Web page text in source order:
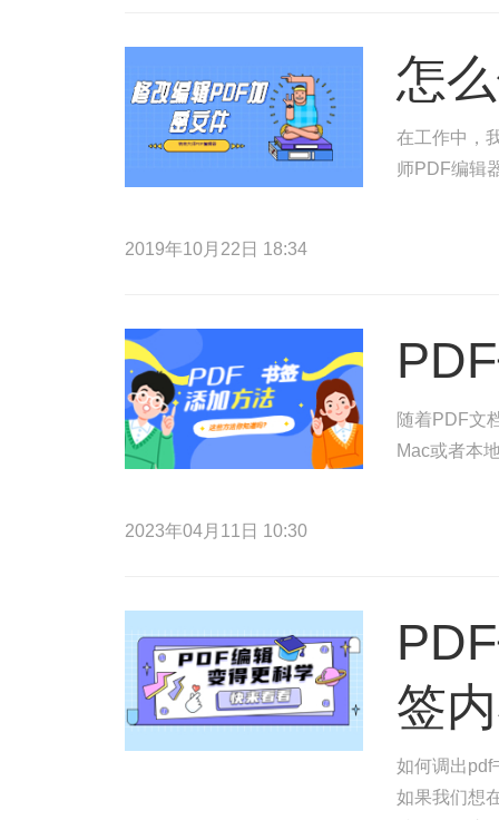
怎
在工作中，
师PDF编辑
2019年10月22日 18:34
随着PDF文
Mac或者本
2023年04月11日 10:30
签
如何调出pdf
如果我们想